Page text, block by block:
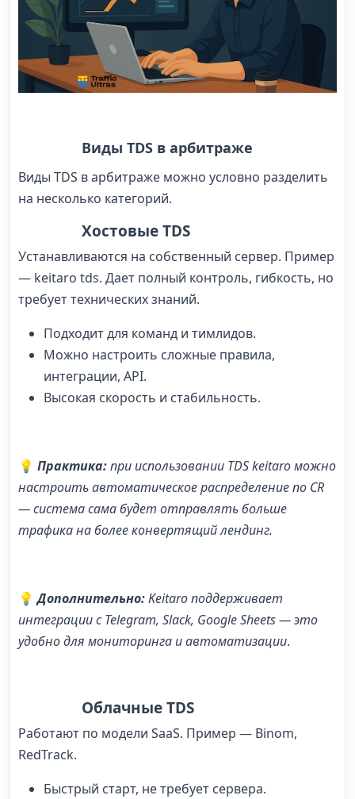
Виды TDS в арбитраже
Виды TDS в арбитраже можно условно разделить
на несколько категорий.
Хостовые TDS
Устанавливаются на собственный сервер. Пример
— keitaro tds. Дает полный контроль, гибкость, но
требует технических знаний.
Подходит для команд и тимлидов.
Можно настроить сложные правила,
интеграции, API.
Высокая скорость и стабильность.
💡 Практика:при использовании TDS keitaroможно
настроить автоматическое распределение по CR
— система сама будет отправлять больше
трафика на более конвертящий лендинг.
💡 Дополнительно:Keitaro поддерживает
интеграции с Telegram, Slack, Google Sheets — это
удобно для мониторинга и автоматизации.
Облачные TDS
Работают по модели SaaS. Пример — Binom,
RedTrack.
Быстрый старт, не требует сервера.